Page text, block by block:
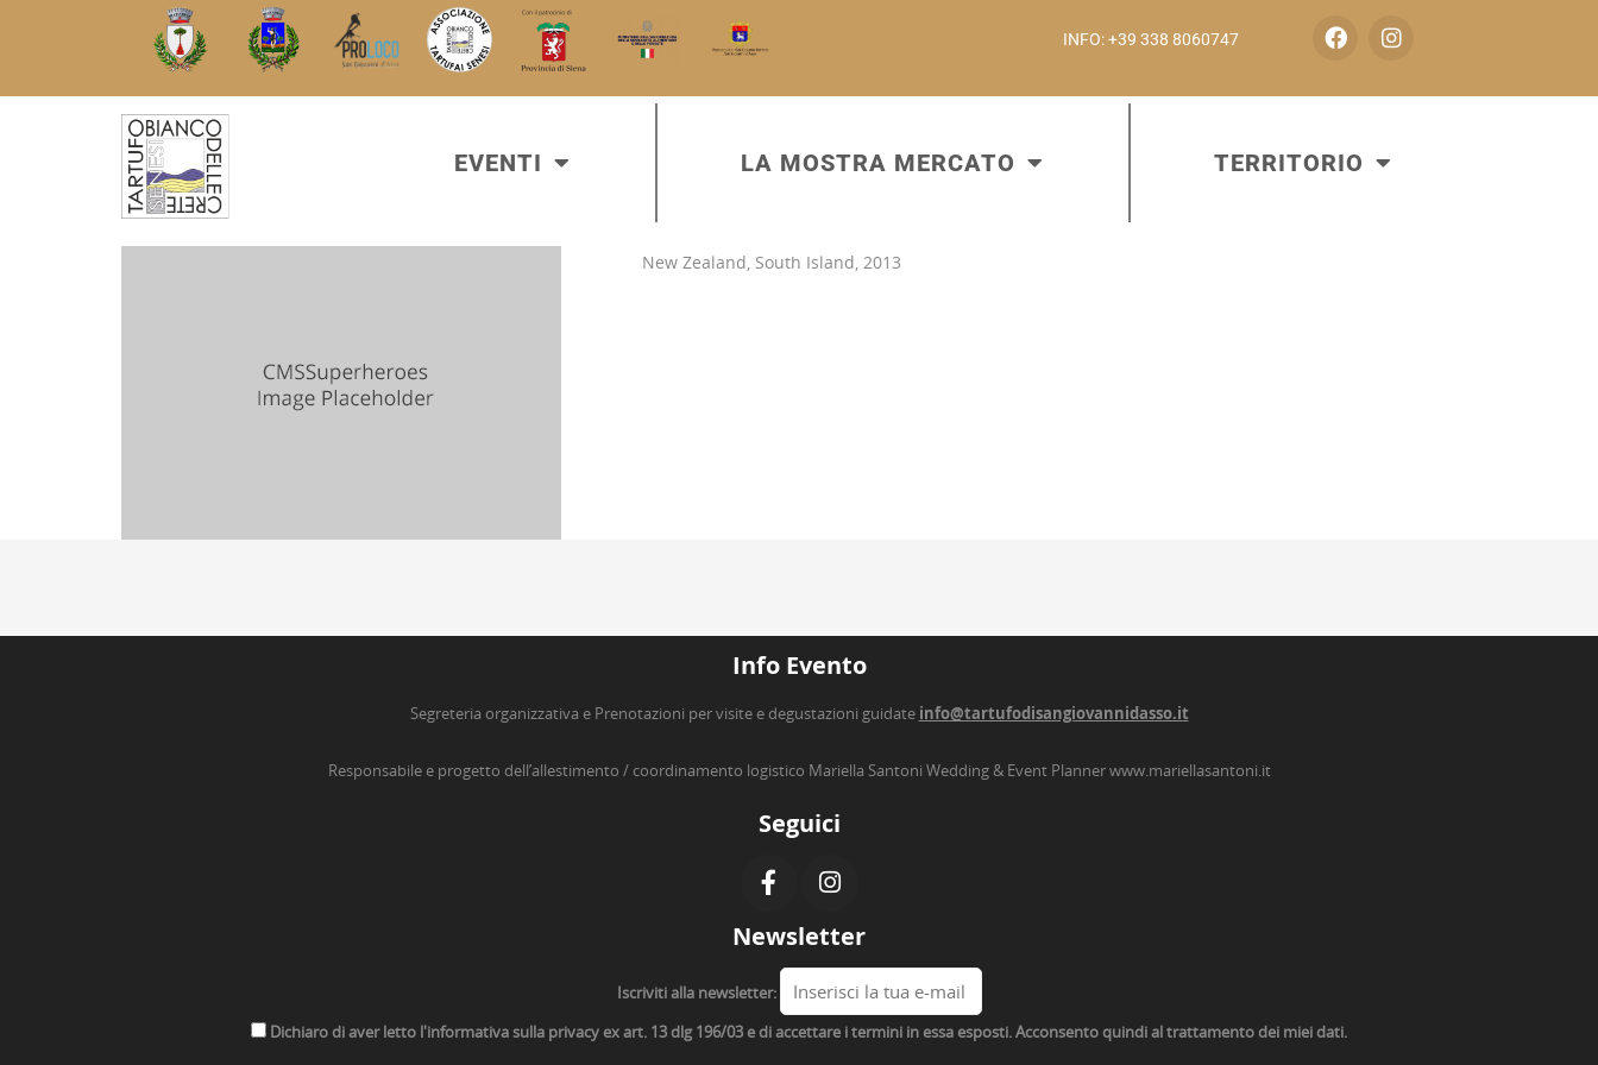
INFO: +39 338 8060747
EVENTI LA MOSTRA MERCATO TERRITORIO
New Zealand, South Island, 2013
Info Evento
Segreteria organizzativa e Prenotazioni per visite e degustazioni guidate info@tartufodisangiovannidasso.it
Responsabile e progetto dell’allestimento / coordinamento logistico Mariella Santoni Wedding & Event Plannerwww.mariellasantoni.it
Seguici
Newsletter
Iscriviti alla newsletter:
Dichiaro di aver letto l'informativa sulla privacy ex art. 13 dlg 196/03 e di accettare i termini in essa esposti. Acconsento quindi al trattamento dei miei dati.